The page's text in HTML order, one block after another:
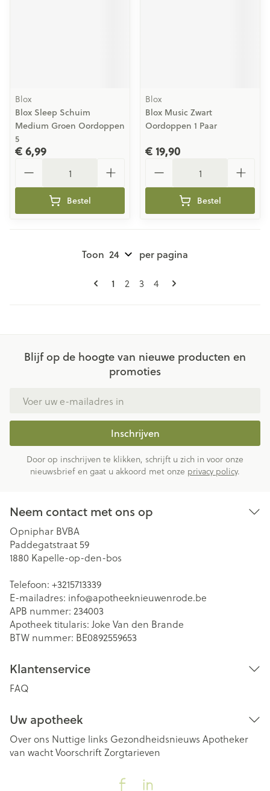
Blox
Blox Sleep Schuim
Medium Groen Oordoppen
5
€ 6,99
Bestel
Blox
Blox Music Zwart
Oordoppen 1 Paar
€ 19,90
Bestel
Pagina's
U lees momenteel pagina
1 Pagina
2 Pagina
3 Pagina
4
Toon per pagina
Blijf op de hoogte van nieuwe producten en
promoties
Inschrijven
Door op inschrijven te klikken, schrijft u zich in voor onze
nieuwsbrief en gaat u akkoord met onze privacy policy.
Neem contact met ons op
Opniphar BVBA
Paddegatstraat 59
1880 Kapelle-op-den-bos
Telefoon: +3215713339
E-mailadres: info@apotheeknieuwenrode.be
APB nummer: 234003
Apotheek titularis: Joke Van den Brande
BTW nummer: BE0892559653
Klantenservice
FAQ
Uw apotheek
Over ons Nuttige links Gezondheidsnieuws Apotheker
van wachtVoorschriftZorgtarieven